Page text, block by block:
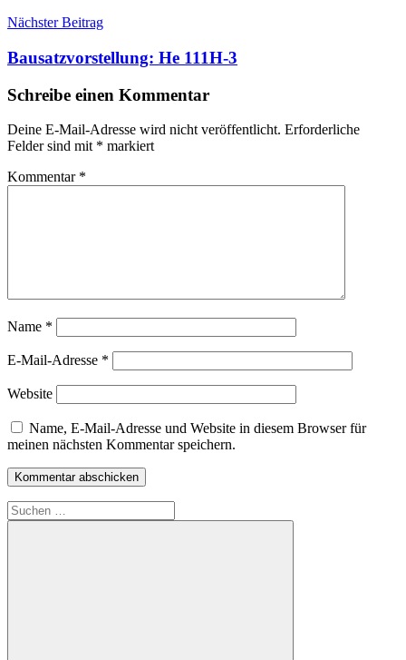
Nächster Beitrag
Bausatzvorstellung: He 111H-3
Schreibe einen Kommentar
Deine E-Mail-Adresse wird nicht veröffentlicht. Erforderliche
Felder sind mit * markiert
Kommentar *
Name *
E-Mail-Adresse *
Website
Name, E-Mail-Adresse und Website in diesem Browser für
meinen nächsten Kommentar speichern.
Suchen
nach: